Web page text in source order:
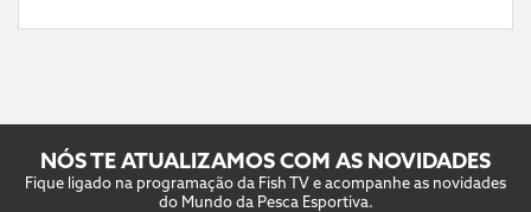
NÓS TE ATUALIZAMOS COM AS NOVIDADES
Fique ligado na programação da Fish TV e acompanhe as novidades
do Mundo da Pesca Esportiva.